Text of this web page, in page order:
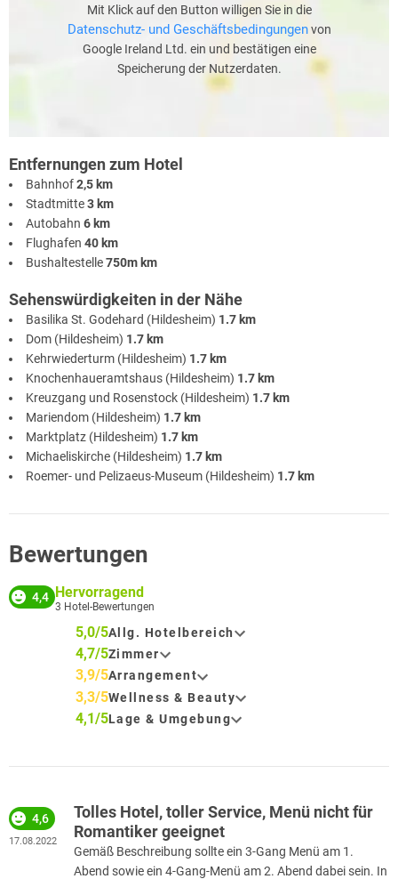
Mit Klick auf den Button willigen Sie in die
Datenschutz- und Geschäftsbedingungenvon
Google Ireland Ltd. ein und bestätigen eine
Speicherung der Nutzerdaten.
Entfernungen zum Hotel
Bahnhof2,5 km
Stadtmitte3 km
Autobahn 6 km
Flughafen 40 km
Bushaltestelle750m km
Sehenswürdigkeiten in der Nähe
Basilika St. Godehard (Hildesheim) 1.7 km
Dom (Hildesheim) 1.7 km
Kehrwiederturm (Hildesheim) 1.7 km
Knochenhaueramtshaus (Hildesheim) 1.7 km
Kreuzgang und Rosenstock (Hildesheim) 1.7 km
Mariendom (Hildesheim) 1.7 km
Marktplatz (Hildesheim) 1.7 km
Michaeliskirche (Hildesheim) 1.7 km
Roemer- und Pelizaeus-Museum (Hildesheim) 1.7 km
Bewertungen
4,4 Hervorragend
3 Hotel-Bewertungen
5,0/5Allg. Hotelbereich
4,7/5Zimmer
3,9/5Arrangement
3,3/5Wellness & Beauty
4,1/5Lage & Umgebung
Tolles Hotel, toller Service, Menü nicht für
Romantiker geeignet
4,6
17.08.2022
Gemäß Beschreibung sollte ein 3-Gang Menü am 1.
Abend sowie ein 4-Gang-Menü am 2. Abend dabei sein. In